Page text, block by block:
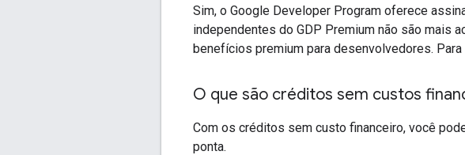
Sim, o Google Developer Program oferece
independentes do GDP Premium não são mais
benefícios premium para desenvolvedores.
O que são créditos sem custos
Com os créditos sem custo financeiro, você
ponta.